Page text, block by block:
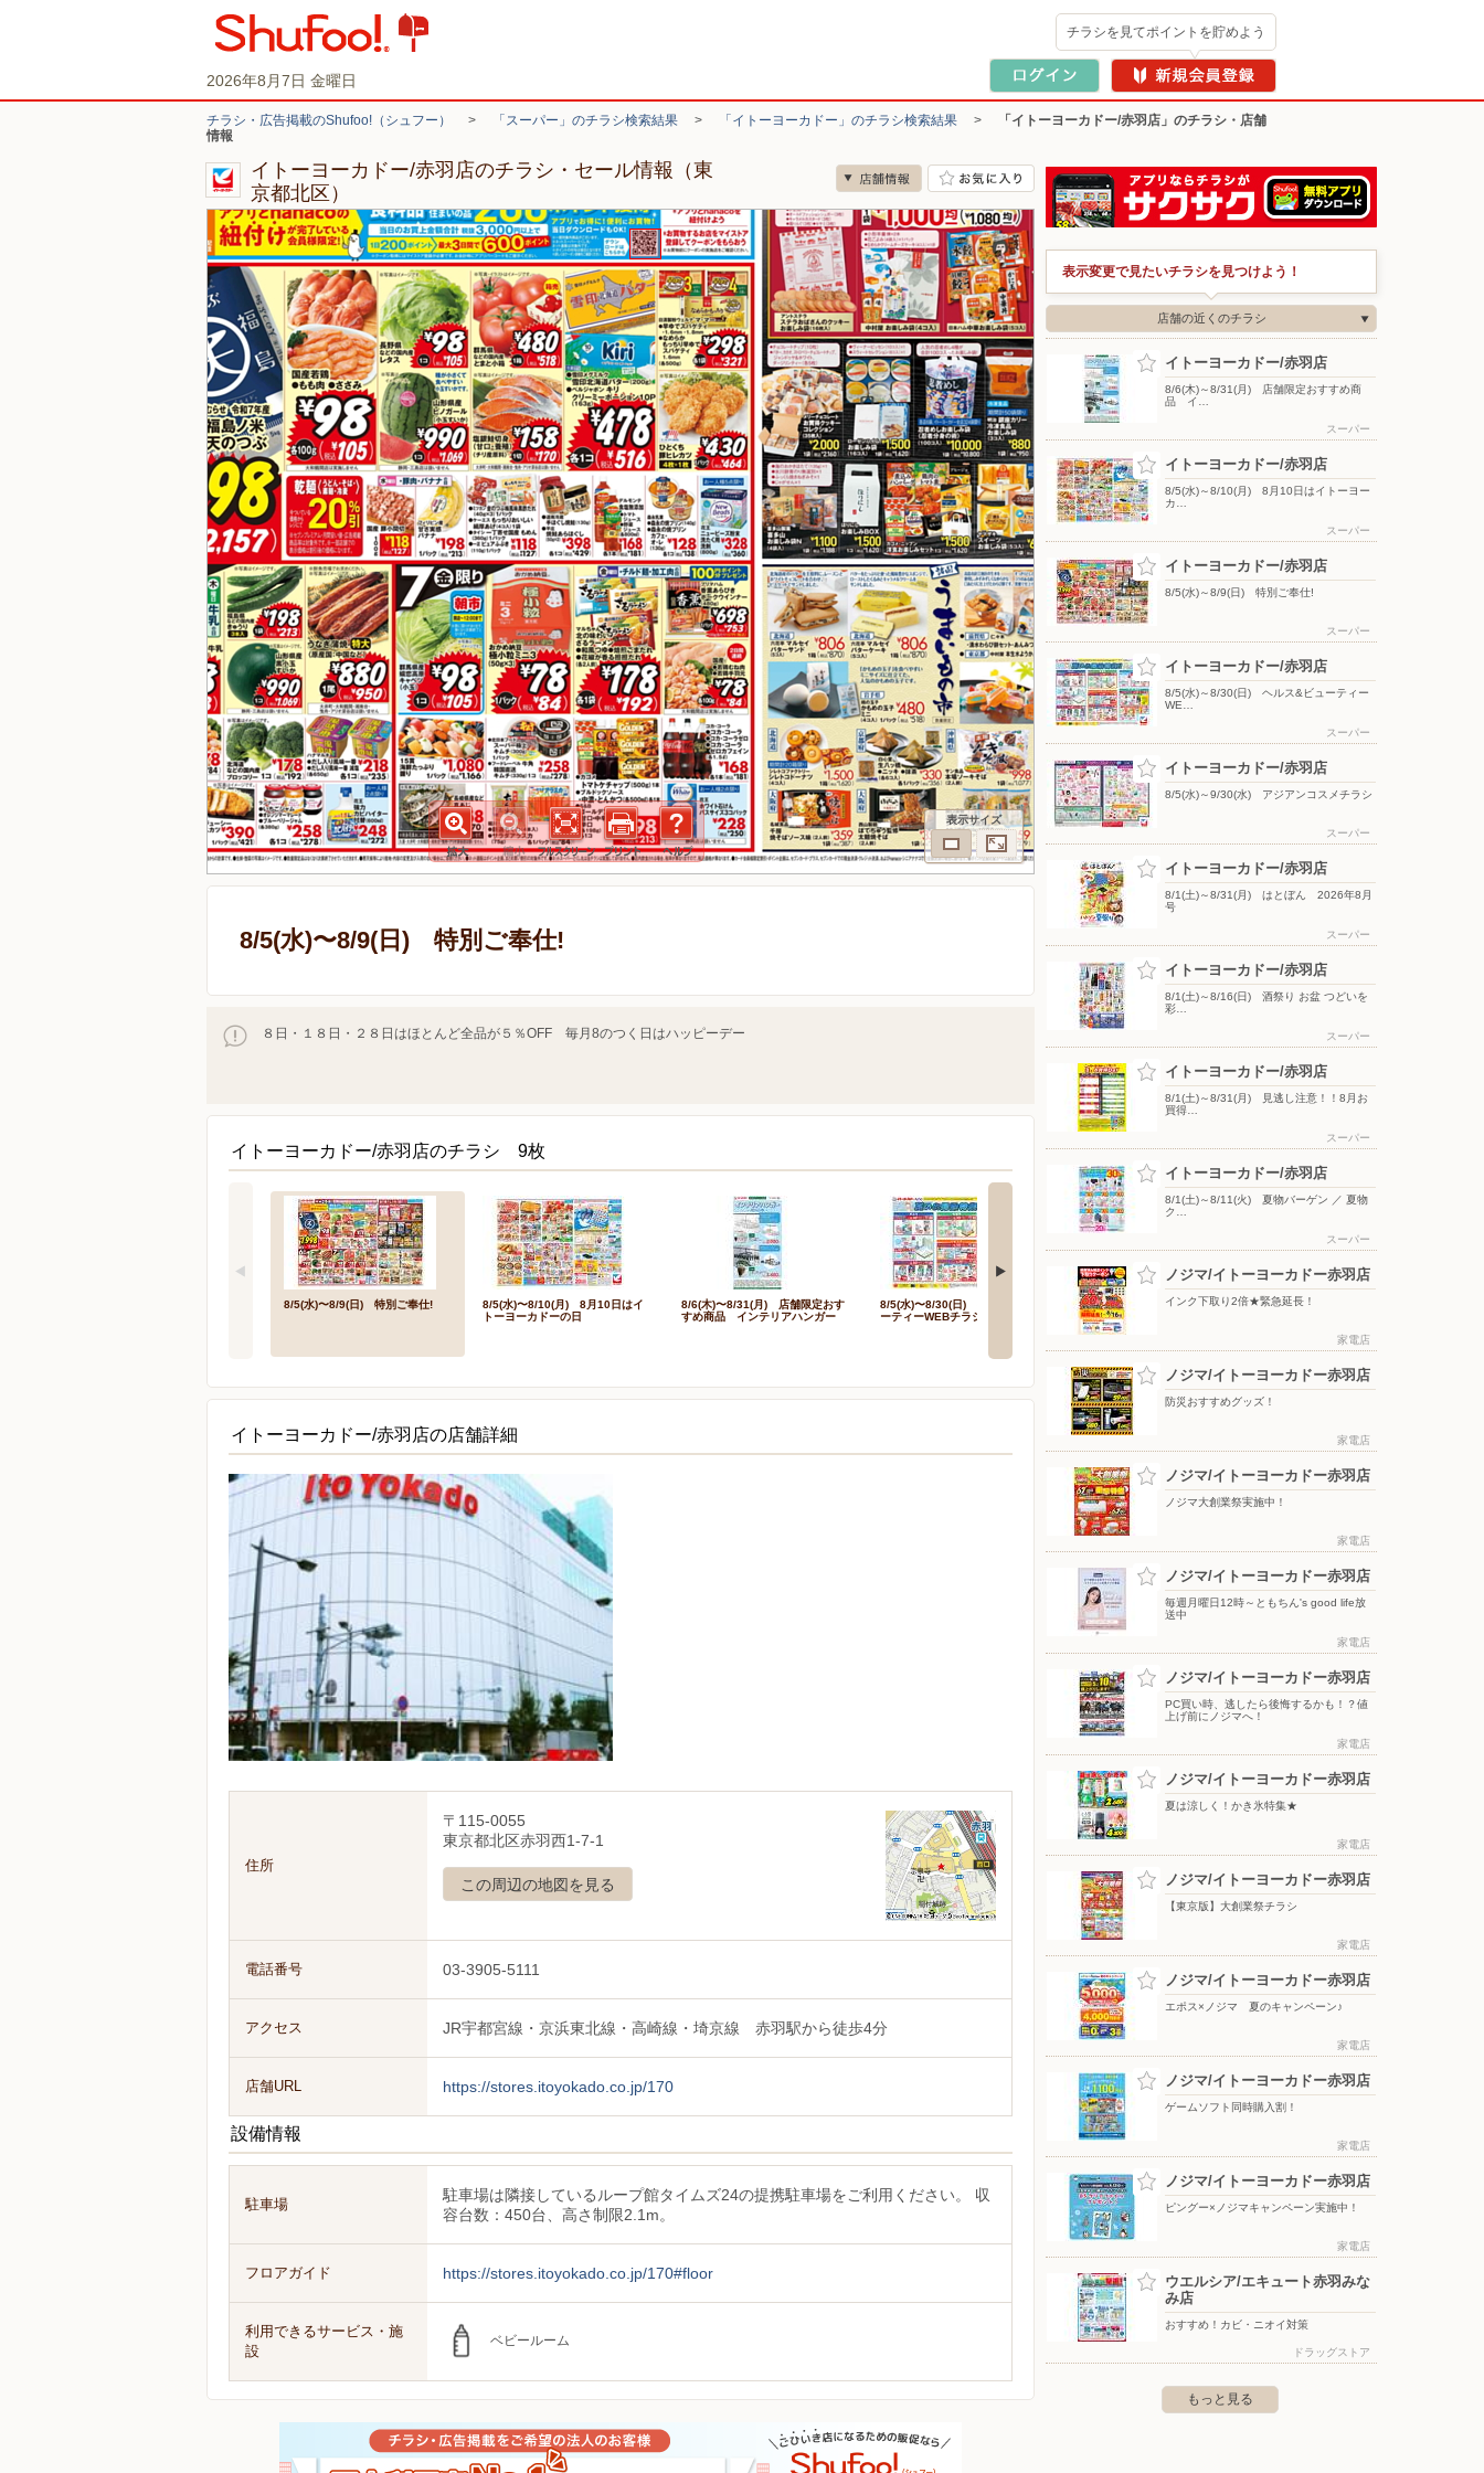
2026年8月7日 金曜日
チラシを見てポイントを貯めよう
チラシ・広告掲載のShufoo!（シュフー） > 「スーパー」のチラシ検索結果 > 「イトーヨーカドー」のチラシ検索結果 >
「イトーヨーカドー/赤羽店」のチラシ・店舗
情報
イトーヨーカドー/赤羽店のチラシ・セール情報（東
京都北区）
表示サイズ
8/5(水)〜8/9(日) 特別ご奉仕!
８日・１８日・２８日はほとんど全品が５％OFF 毎月8のつく日はハッピーデー
イトーヨーカドー/赤羽店のチラシ 9枚
8/5(水)〜8/9(日) 特別ご奉仕!
8/5(水)〜8/10(月) 8月10日はイ
トーヨーカドーの日
8/6(木)〜8/31(月) 店舗限定おす
すめ商品 インテリアハンガー
8/5(水)〜8/30(日) ヘルス&ビュ
ーティーWEBチラシ
8/5(水)〜9/30(水) アジアンコス
メチラシ
8/1(土)〜8/31(月) はとぼん 20
イトーヨーカドー/赤羽店の店舗詳細
住所
〒115-0055
東京都北区赤羽西1-7-1
この周辺の地図を見る
電話番号 03-3905-5111
アクセス JR宇都宮線・京浜東北線・高崎線・埼京線 赤羽駅から徒歩4分
店舗URL https://stores.itoyokado.co.jp/170
設備情報
駐車場
駐車場は隣接しているループ館タイムズ24の提携駐車場をご利用ください。 収
容台数：450台、高さ制限2.1m。
フロアガイド https://stores.itoyokado.co.jp/170#floor
利用できるサービス・施
設
ベビールーム
表示変更で見たいチラシを見つけよう！
店舗の近くのチラシ
イトーヨーカドー/赤羽店
8/6(木)～8/31(月) 店舗限定おすすめ商
品 イ…
スーパー
イトーヨーカドー/赤羽店
8/5(水)～8/10(月) 8月10日はイトーヨー
カ…
スーパー
イトーヨーカドー/赤羽店
8/5(水)～8/9(日) 特別ご奉仕!
スーパー
イトーヨーカドー/赤羽店
8/5(水)～8/30(日) ヘルス&ビューティー
WE…
スーパー
イトーヨーカドー/赤羽店
8/5(水)～9/30(水) アジアンコスメチラシ
スーパー
イトーヨーカドー/赤羽店
8/1(土)～8/31(月) はとぼん 2026年8月
号
スーパー
イトーヨーカドー/赤羽店
8/1(土)～8/16(日) 酒祭り お盆 つどいを
彩…
スーパー
イトーヨーカドー/赤羽店
8/1(土)～8/31(月) 見逃し注意！！8月お
買得…
スーパー
イトーヨーカドー/赤羽店
8/1(土)～8/11(火) 夏物バーゲン ／ 夏物
ク…
スーパー
ノジマ/イトーヨーカドー赤羽店
インク下取り2倍★緊急延長！
家電店
ノジマ/イトーヨーカドー赤羽店
防災おすすめグッズ！
家電店
ノジマ/イトーヨーカドー赤羽店
ノジマ大創業祭実施中！
家電店
ノジマ/イトーヨーカドー赤羽店
毎週月曜日12時～ともちん's good life放
送中
家電店
ノジマ/イトーヨーカドー赤羽店
PC買い時、逃したら後悔するかも！？値
上げ前にノジマへ！
家電店
ノジマ/イトーヨーカドー赤羽店
夏は涼しく！かき氷特集★
家電店
ノジマ/イトーヨーカドー赤羽店
【東京版】大創業祭チラシ
家電店
ノジマ/イトーヨーカドー赤羽店
エポス×ノジマ 夏のキャンペーン♪
家電店
ノジマ/イトーヨーカドー赤羽店
ゲームソフト同時購入割！
家電店
ノジマ/イトーヨーカドー赤羽店
ピングー×ノジマキャンペーン実施中！
家電店
ウエルシア/エキュート赤羽みな
み店
おすすめ！カビ・ニオイ対策
ドラッグストア
もっと見る